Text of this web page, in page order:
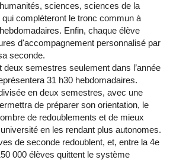
sciences, sciences de la
complèteront le tronc commun à
Enfin, chaque élève
d'accompagnement personnalisé par
seconde.
deux semestres seulement dans l’année
31 h30 hebdomadaires.
en deux semestres, avec une
de préparer son orientation, le
de redoublements et de mieux
en les rendant plus autonomes.
de seconde redoublent, et, entre la 4e
000 élèves quittent le système